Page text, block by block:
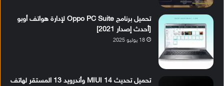
تحميل برنامج Oppo PC Suite لإدارة هواتف أوبو
[أحدث إصدار 2021]
18 يوليو 2025
تحميل تحديث MIUI 14 وأندرويد 13 المستقر لهاتف